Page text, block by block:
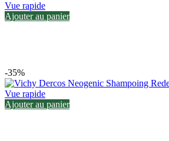
Vue rapide
Ajouter au panier
-35%
Vue rapide
Ajouter au panier